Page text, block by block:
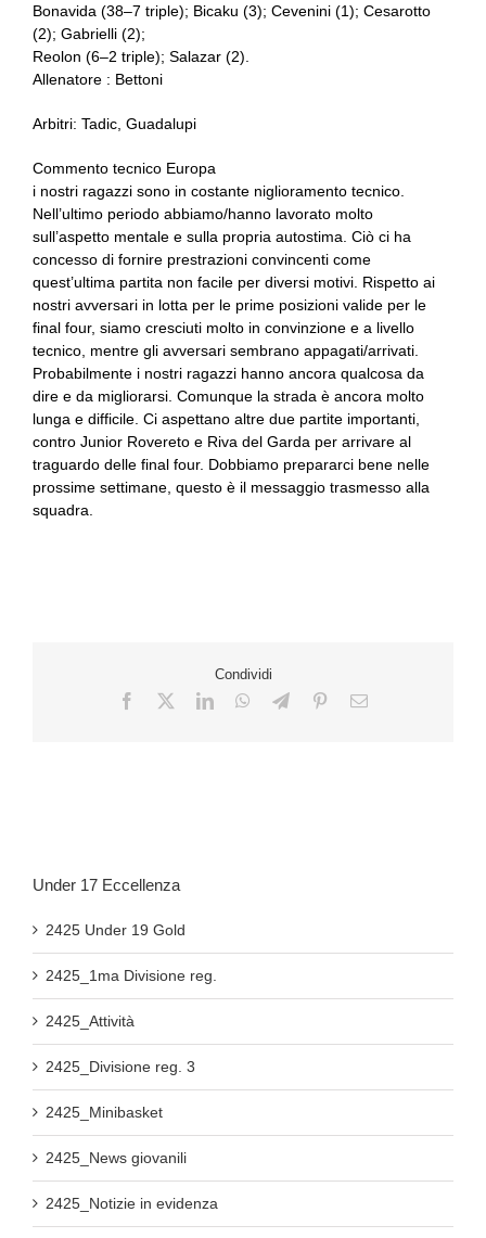
Bonavida (38–7 triple); Bicaku (3); Cevenini (1); Cesarotto
(2); Gabrielli (2);
Reolon (6–2 triple); Salazar (2).
Allenatore : Bettoni
Arbitri: Tadic, Guadalupi
Commento tecnico Europa
i nostri ragazzi sono in costante niglioramento tecnico.
Nell’ultimo periodo abbiamo/hanno lavorato molto
sull’aspetto mentale e sulla propria autostima. Ciò ci ha
concesso di fornire prestrazioni convincenti come
quest’ultima partita non facile per diversi motivi. Rispetto ai
nostri avversari in lotta per le prime posizioni valide per le
final four, siamo cresciuti molto in convinzione e a livello
tecnico, mentre gli avversari sembrano appagati/arrivati.
Probabilmente i nostri ragazzi hanno ancora qualcosa da
dire e da migliorarsi. Comunque la strada è ancora molto
lunga e difficile. Ci aspettano altre due partite importanti,
contro Junior Rovereto e Riva del Garda per arrivare al
traguardo delle final four. Dobbiamo prepararci bene nelle
prossime settimane, questo è il messaggio trasmesso alla
squadra.
Condividi
Under 17 Eccellenza
2425 Under 19 Gold
2425_1ma Divisione reg.
2425_Attività
2425_Divisione reg. 3
2425_Minibasket
2425_News giovanili
2425_Notizie in evidenza